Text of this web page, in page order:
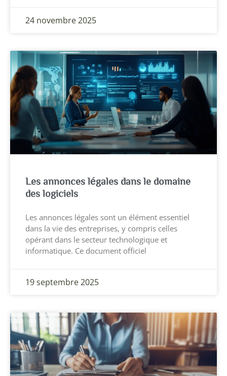
24 novembre 2025
Les annonces légales dans le domaine
des logiciels
Les annonces légales sont un élément essentiel
dans la vie des entreprises, y compris celles
opérant dans le secteur technologique et
informatique. Ce document officiel
19 septembre 2025